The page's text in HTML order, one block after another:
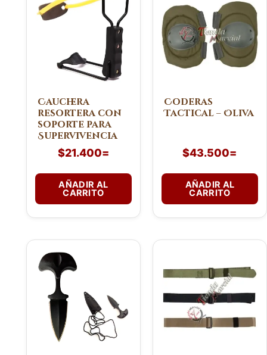
Cauchera
resortera con
soporte para
Supervivencia
$21.400=
AÑADIR AL
CARRITO
Coderas
Tactical – Oliva
$43.500=
AÑADIR AL
CARRITO
producto
tiene
múltiples
variantes.
opciones
tiene
variantes.
Las